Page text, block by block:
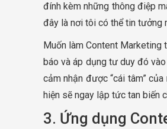
đính kèm những thông điệp
đây là nơi tôi có thể tin tưởng
Muốn làm Content Marketing
báo và áp dụng tư duy đó
cảm nhận được “cái tâm”
hiện sẽ ngay lập tức tan biến
3. Ứng dụng